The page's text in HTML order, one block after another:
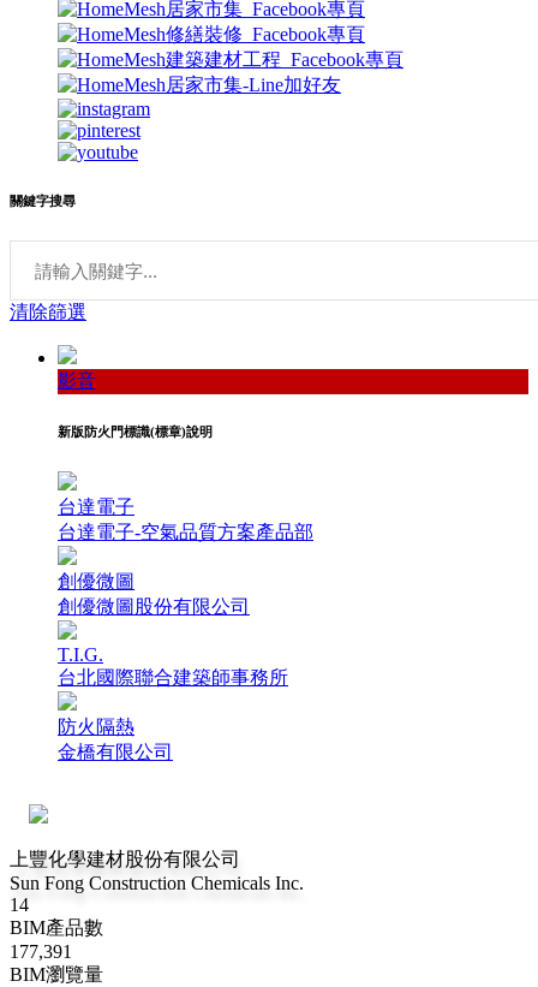
關鍵字搜尋
清除篩選
影音
新版防火門標識(標章)說明
台達電子
台達電子-空氣品質方案產品部
創優微圖
創優微圖股份有限公司
T.I.G.
台北國際聯合建築師事務所
防火隔熱
金橋有限公司
上豐化學建材股份有限公司
Sun Fong Construction Chemicals Inc.
14
BIM產品數
177,391
BIM瀏覽量